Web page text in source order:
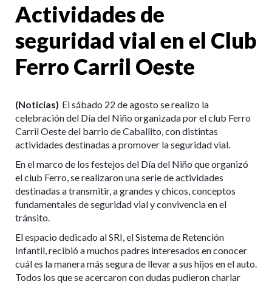
Actividades de
seguridad vial en el Club
Ferro Carril Oeste
(Noticias) El sábado 22 de agosto se realizo la
celebración del Día del Niño organizada por el club Ferro
Carril Oeste del barrio de Caballito, con distintas
actividades destinadas a promover la seguridad vial.
En el marco de los festejos del Día del Niño que organizó
el club Ferro, se realizaron una serie de actividades
destinadas a transmitir, a grandes y chicos, conceptos
fundamentales de seguridad vial y convivencia en el
tránsito.
El espacio dedicado al SRI, el Sistema de Retención
Infantil, recibió a muchos padres interesados en conocer
cuál es la manera más segura de llevar a sus hijos en el auto.
Todos los que se acercaron con dudas pudieron charlar